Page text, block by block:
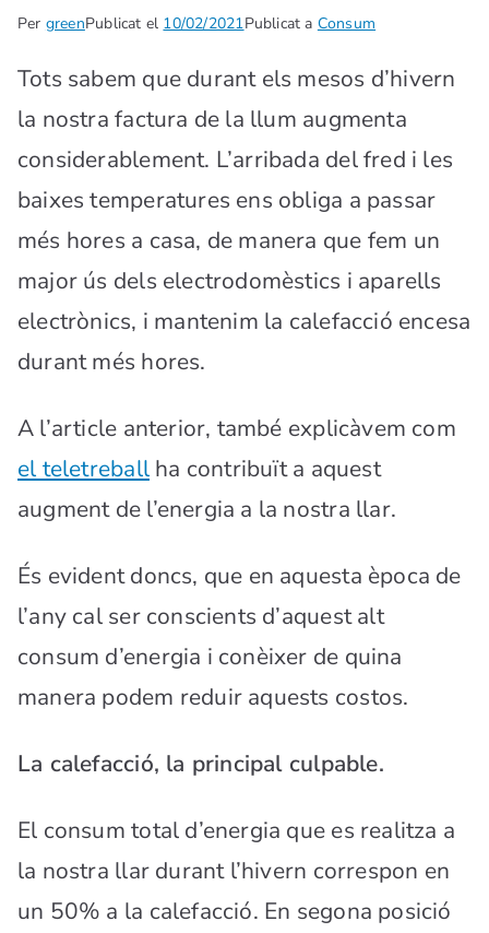
Per greenPublicat el 10/02/2021Publicat a Consum
Tots sabem que durant els mesos d’hivern
la nostra factura de la llum augmenta
considerablement. L’arribada del fred i les
baixes temperatures ens obliga a passar
més hores a casa, de manera que fem un
major ús dels electrodomèstics i aparells
electrònics, i mantenim la calefacció encesa
durant més hores.
A l’article anterior, també explicàvem com
el teletreballha contribuït a aquest
augment de l’energia a la nostra llar.
És evident doncs, que en aquesta època de
l’any cal ser conscients d’aquest alt
consum d’energia i conèixer de quina
manera podem reduir aquests costos.
La calefacció, la principal culpable.
El consum total d’energia que es realitza a
la nostra llar durant l’hivern correspon en
un 50% a la calefacció. En segona posició